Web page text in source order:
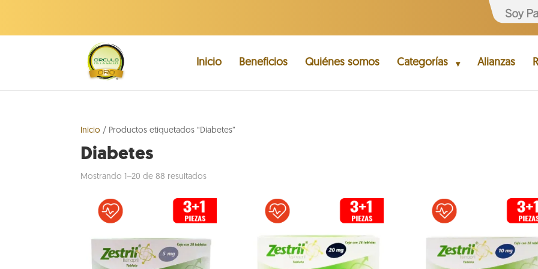
Inicio Beneficios Quiénes somos Categorías Alianzas
Inicio / Productos etiquetados “Diabetes”
Diabetes
Mostrando 1–20 de 88 resultadosSorted